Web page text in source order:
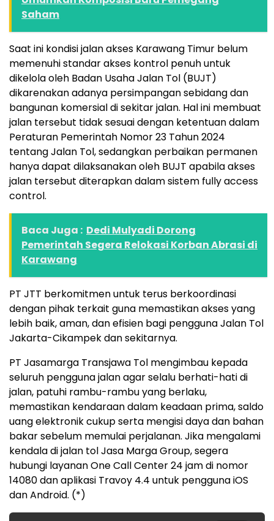
Saham
Saat ini kondisi jalan akses Karawang Timur belum
memenuhi standar akses kontrol penuh untuk
dikelola oleh Badan Usaha Jalan Tol (BUJT)
dikarenakan adanya persimpangan sebidang dan
bangunan komersial di sekitar jalan. Hal ini membuat
jalan tersebut tidak sesuai dengan ketentuan dalam
Peraturan Pemerintah Nomor 23 Tahun 2024
tentang Jalan Tol, sedangkan perbaikan permanen
hanya dapat dilaksanakan oleh BUJT apabila akses
jalan tersebut diterapkan dalam sistem fully access
control.
Baca Juga : Dedi Mulyadi Dorong
Pemerintah Segera Relokasi Korban Abrasi di
Karawang
PT JTT berkomitmen untuk terus berkoordinasi
dengan pihak terkait guna memastikan akses yang
lebih baik, aman, dan efisien bagi pengguna Jalan Tol
Jakarta-Cikampek dan sekitarnya.
PT Jasamarga Transjawa Tol mengimbau kepada
seluruh pengguna jalan agar selalu berhati-hati di
jalan, patuhi rambu-rambu yang berlaku,
memastikan kendaraan dalam keadaan prima, saldo
uang elektronik cukup serta mengisi daya dan bahan
bakar sebelum memulai perjalanan. Jika mengalami
kendala di jalan tol Jasa Marga Group, segera
hubungi layanan One Call Center 24 jam di nomor
14080 dan aplikasi Travoy 4.4 untuk pengguna iOS
dan Android. (*)